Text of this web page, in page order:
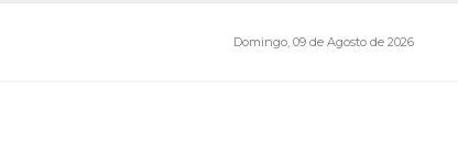
Domingo, 09 de Agosto de 2026